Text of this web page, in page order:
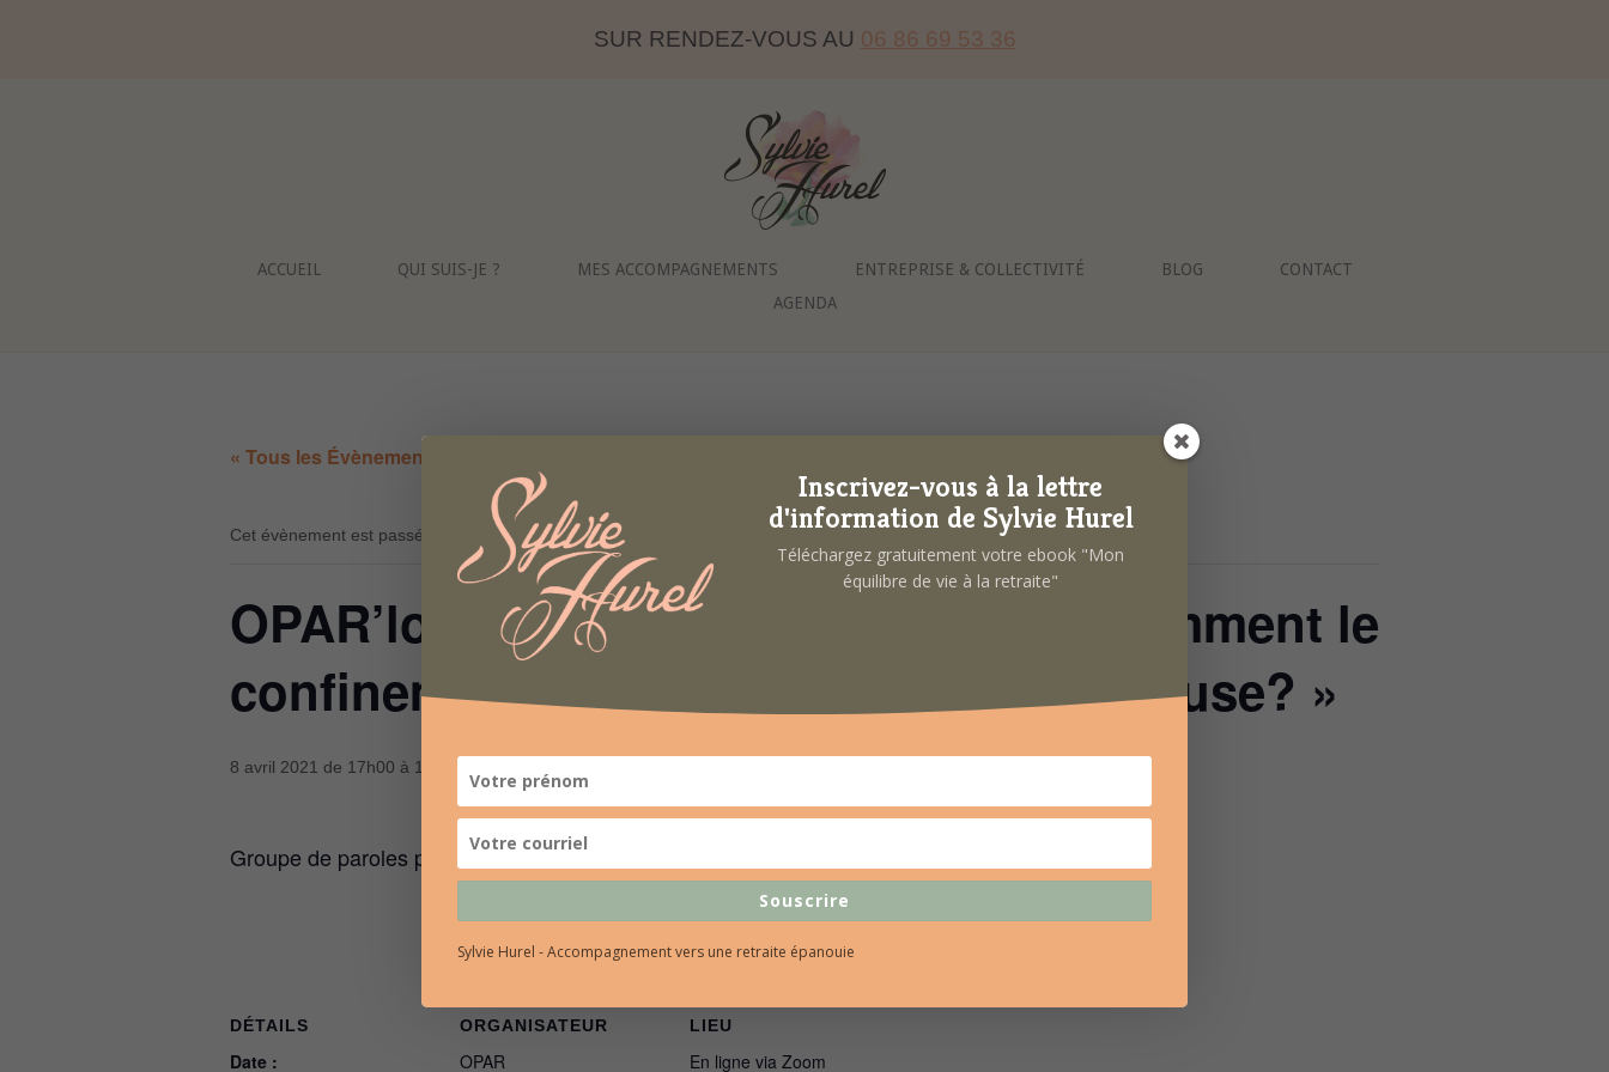
SUR RENDEZ-VOUS AU 06 86 69 53 36
Home
ACCUEIL QUI SUIS-JE ? MES ACCOMPAGNEMENTS ENTREPRISE & COLLECTIVITÉ BLOG
CONTACT
AGENDA
« Tous les Évènements
Cet évènement est passé.
OPAR’lons Psychologie Positive : « Comment le
confinement influence-t-il la vie amoureuse? »
8 avril 2021 de 17h00 à 18h30
Groupe de paroles pour les adhérents de l’
AJOUTER AU CALENDRIER
DÉTAILS
Date :
ORGANISATEUR
OPAR
LIEU
En ligne via Zoom
Inscrivez-vous à la lettre
d'information de Sylvie Hurel
Téléchargez gratuitement votre ebook "Mon
équilibre de vie à la retraite"
Souscrire
Sylvie Hurel - Accompagnement vers une retraite épanouie